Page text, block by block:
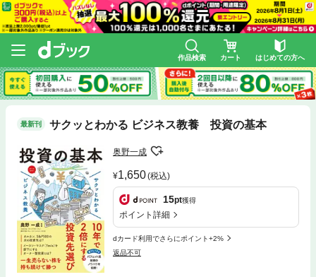
作品検索 カート はじめての方へ
最新刊 サクッとわかる ビジネス教養 投資の基本
奥野一成
1,650(税込)
15pt獲得
ポイント詳細
dカード利用でさらにポイント+2%
返品不可